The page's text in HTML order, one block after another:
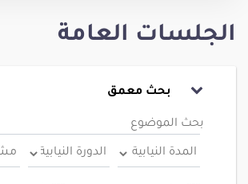
الجلسات العامة
بحث معمق
بحث الموضوع